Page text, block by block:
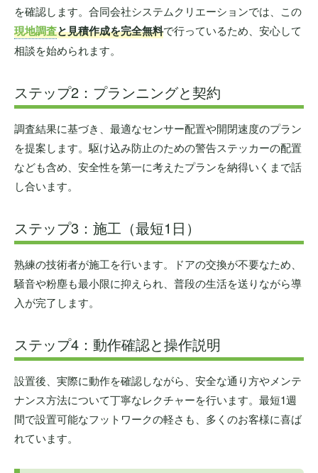
を確認します。合同会社システムクリエーションでは、この
現地調査と見積作成を完全無料で行っているため、安心して
相談を始められます。
ステップ2：プランニングと契約
調査結果に基づき、最適なセンサー配置や開閉速度のプラン
を提案します。駆け込み防止のための警告ステッカーの配置
なども含め、安全性を第一に考えたプランを納得いくまで話
し合います。
ステップ3：施工（最短1日）
熟練の技術者が施工を行います。ドアの交換が不要なため、
騒音や粉塵も最小限に抑えられ、普段の生活を送りながら導
入が完了します。
ステップ4：動作確認と操作説明
設置後、実際に動作を確認しながら、安全な通り方やメンテ
ナンス方法について丁寧なレクチャーを行います。最短1週
間で設置可能なフットワークの軽さも、多くのお客様に喜ば
れています。